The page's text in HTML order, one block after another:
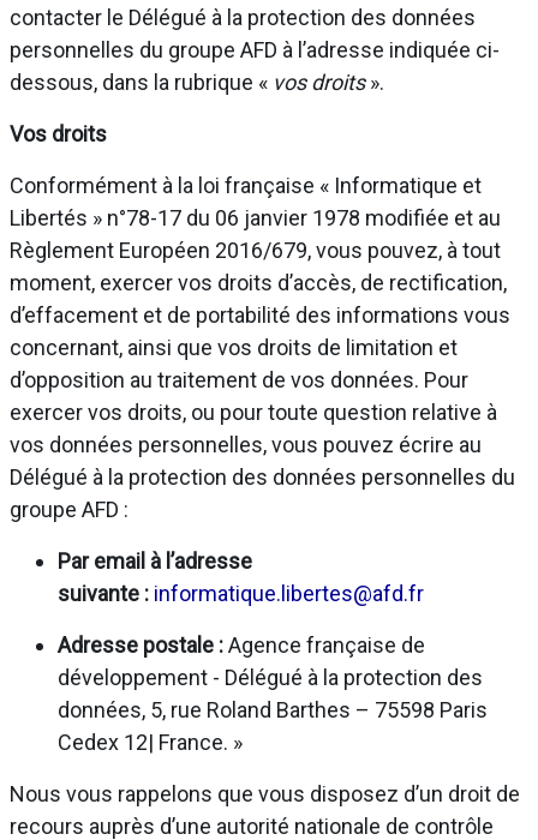
contacter le Délégué à la protection des données
personnelles du groupe AFD à l’adresse indiquée ci-
dessous, dans la rubrique « vos droits».
Vos droits
Conformément à la loi française « Informatique et
Libertés » n°78-17 du 06 janvier 1978 modifiée et au
Règlement Européen 2016/679, vous pouvez, à tout
moment, exercer vos droits d’accès, de rectification,
d’effacement et de portabilité des informations vous
concernant, ainsi que vos droits de limitation et
d’opposition au traitement de vos données. Pour
exercer vos droits, ou pour toute question relative à
vos données personnelles, vous pouvez écrire au
Délégué à la protection des données personnelles du
groupe AFD :
Par email à l’adresse
suivante : informatique.libertes@afd.fr
Adresse postale :Agence française de
développement - Délégué à la protection des
données, 5, rue Roland Barthes – 75598 Paris
Cedex 12| France. »
Nous vous rappelons que vous disposez d’un droit de
recours auprès d’une autorité nationale de contrôle